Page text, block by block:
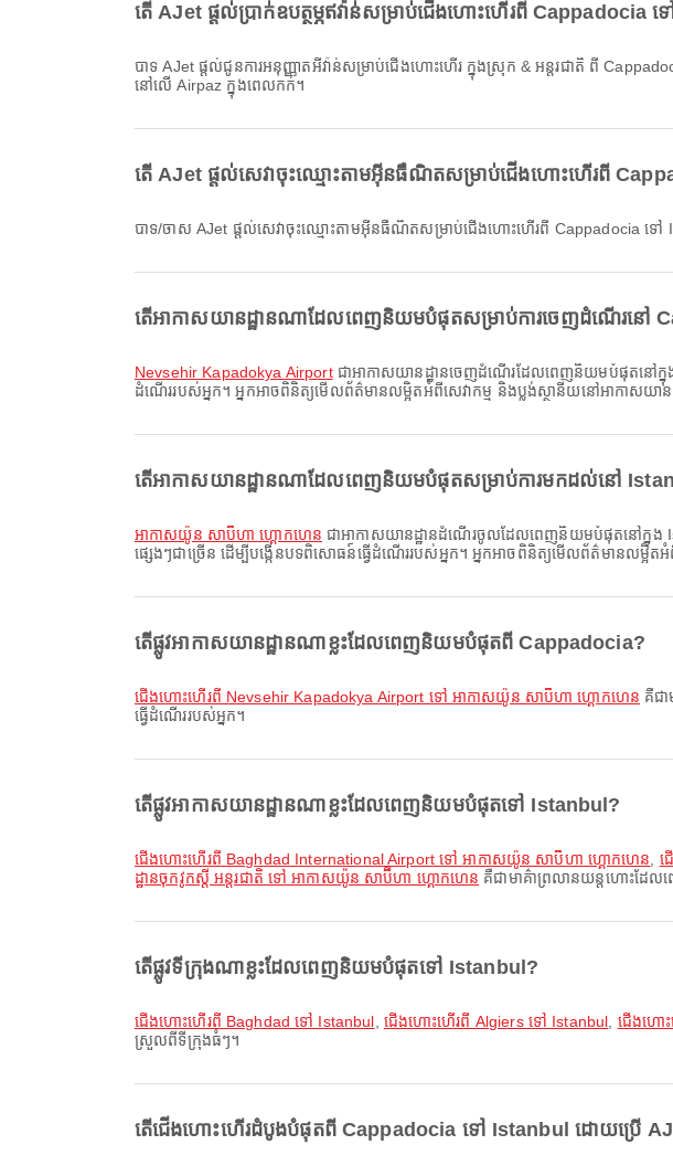
តើ AJet ផ្តល់ប្រាក់ឧបត្ថម្ភឥវ៉ាន់សម្រាប់ជើងហោះហើរពី Cappadocia
បាទ AJet ផ្តល់ជូនការអនុញ្ញាតអីវ៉ាន់សម្រាប់ជើងហោះហើរ ក្នុងស្រុក & អន្តរជាតិ ពី Cappadocia ទៅ Istanbul។ ព័ត៌មានលម្អិតអាចខុសគ្នាដោយផ្អែកលើប្រភេទសំបុត្រ និងគោលដៅ។ អ្នកអាចមើលព័ត៌មានអីវ៉ាន់
នៅលើ Airpaz ក្នុងពេលកក់។
តើ AJet ផ្តល់សេវាចុះឈ្មោះតាមអ៊ីនធឺណិតសម្រាប់ជើងហោះហើរពី
បាទ/ចាស AJet ផ្តល់សេវាចុះឈ្មោះតាមអ៊ីនធឺណិតសម្រាប់ជើងហោះហើរពី Cappadocia ទ
តើអាកាសយានដ្ឋានណាដែលពេញនិយមបំផុតសម្រាប់ការចេញដំណើរនៅ
Nevsehir Kapadokya Airportជាអាកាសយានដ្ឋានចេញដំណើរដែលពេញនិយមបំផុតនៅក្នុង
ដំណើររបស់អ្នក។ អ្នកអាចពិនិត្យមើលព័ត៌មានលម្អិតអំពីសេវាកម្ម និងប្លង់ស្ថានីយនៅអាកាសយានដ្
តើអាកាសយានដ្ឋានណាដែលពេញនិយមបំផុតសម្រាប់ការមកដល់នៅ
អាកាសយ៉ូន សាប៊ីហា ហ្គោកហេន ជាអាកាសយានដ្ឋានដំណើរចូលដែលពេញនិយមបំផុតនៅក្នុង
ផ្សេងៗជាច្រើន ដើម្បីបង្កើនបទពិសោធន៍ធ្វើដំណើររបស់អ្នក។ អ្នកអាចពិនិត្យមើលព័ត៌មានលម្អិត
តើផ្លូវអាកាសយានដ្ឋានណាខ្លះដែលពេញនិយមបំផុតពី Cappadocia?
ជើងហោះហើរពី Nevsehir Kapadokya Airport ទៅ អាកាសយ៉ូន សាប៊ីហា ហ្គោកហេន គឺជ
ធ្វើដំណើររបស់អ្នក។
តើផ្លូវអាកាសយានដ្ឋានណាខ្លះដែលពេញនិយមបំផុតទៅ Istanbul?
ជើងហោះហើរពី Baghdad International Airport ទៅ អាកាសយ៉ូន សាប៊ីហា ហ្គោកហេន ជ
ដ្ឋានចុកវូកស្តី អន្តរជាតិ ទៅ អាកាសយ៉ូន សាប៊ីហា ហ្គោកហេន គឺជាមាគ៌ាព្រលានយន្តហោះដែល
តើផ្លូវទីក្រុងណាខ្លះដែលពេញនិយមបំផុតទៅ Istanbul?
ជើងហោះហើរពី Baghdad ទៅ Istanbul ជើងហោះហើរពី Algiers ទៅ Istanbul ជើងហោ
ស្រួលពីទីក្រុងធំៗ។
តើជើងហោះហើរដំបូងបំផុតពី Cappadocia ទៅ Istanbul ដោយប្រើ